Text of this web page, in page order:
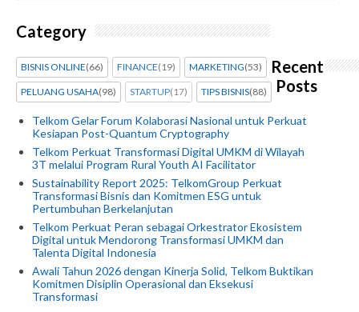
Category
BISNIS ONLINE(66) FINANCE(19) MARKETING(53)
PELUANG USAHA(98) STARTUP(17) TIPS BISNIS(88)
Recent
Posts
Telkom Gelar Forum Kolaborasi Nasional untuk Perkuat
Kesiapan Post-Quantum Cryptography
Telkom Perkuat Transformasi Digital UMKM di Wilayah
3T melalui Program Rural Youth AI Facilitator
Sustainability Report 2025: TelkomGroup Perkuat
Transformasi Bisnis dan Komitmen ESG untuk
Pertumbuhan Berkelanjutan
Telkom Perkuat Peran sebagai Orkestrator Ekosistem
Digital untuk Mendorong Transformasi UMKM dan
Talenta Digital Indonesia
Awali Tahun 2026 dengan Kinerja Solid, Telkom Buktikan
Komitmen Disiplin Operasional dan Eksekusi
Transformasi